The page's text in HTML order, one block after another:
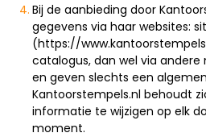
Bij de aanbieding door
gegevens via haar websites:
(https://
catalogus, dan wel via
en geven slechts een
Kantoorstempels.nl behoudt
informatie te wijzigen op elk
moment.